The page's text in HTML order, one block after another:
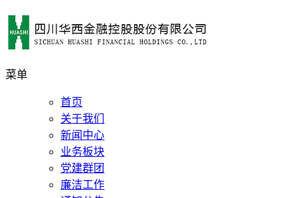
菜单
首页
关于我们
新闻中心
业务板块
党建群团
廉洁工作